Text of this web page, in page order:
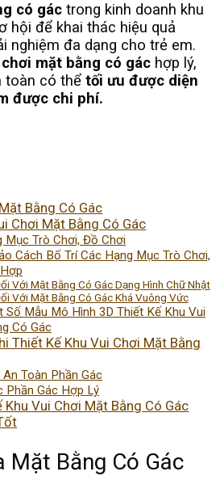
có gác trong kinh doanh khu
hội để khai thác hiệu quả
nghiệm đa dạng cho trẻ em.
mặt bằng có gác hợp lý,
toàn có thể tối ưu được diện
được chi phí.
Bằng Có Gác
Chơi Mặt Bằng Có Gác
Mục Trò Chơi, Đồ Chơi
Cách Bố Trí Các Hạng Mục Trò Chơi,
Với Mặt Bằng Có Gác Dạng Hình Chữ Nhật
Với Mặt Bằng Có Gác Khá Vuông Vức
Số Mẫu Mô Hình 3D Thiết Kế Khu Vui
Có Gác
Thiết Kế Khu Vui Chơi Mặt Bằng
Toàn Phần Gác
Phần Gác Hợp Lý
Vui Chơi Mặt Bằng Có Gác
Bằng Có Gác